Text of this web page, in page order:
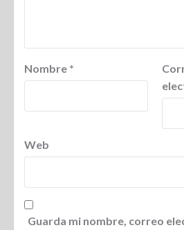
Nombre *
Web
Guarda mi nombre, correo